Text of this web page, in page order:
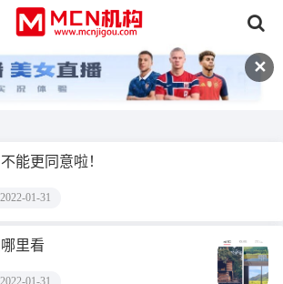
✕
能更同意啦！
2022-01-31
里看
2022-01-31